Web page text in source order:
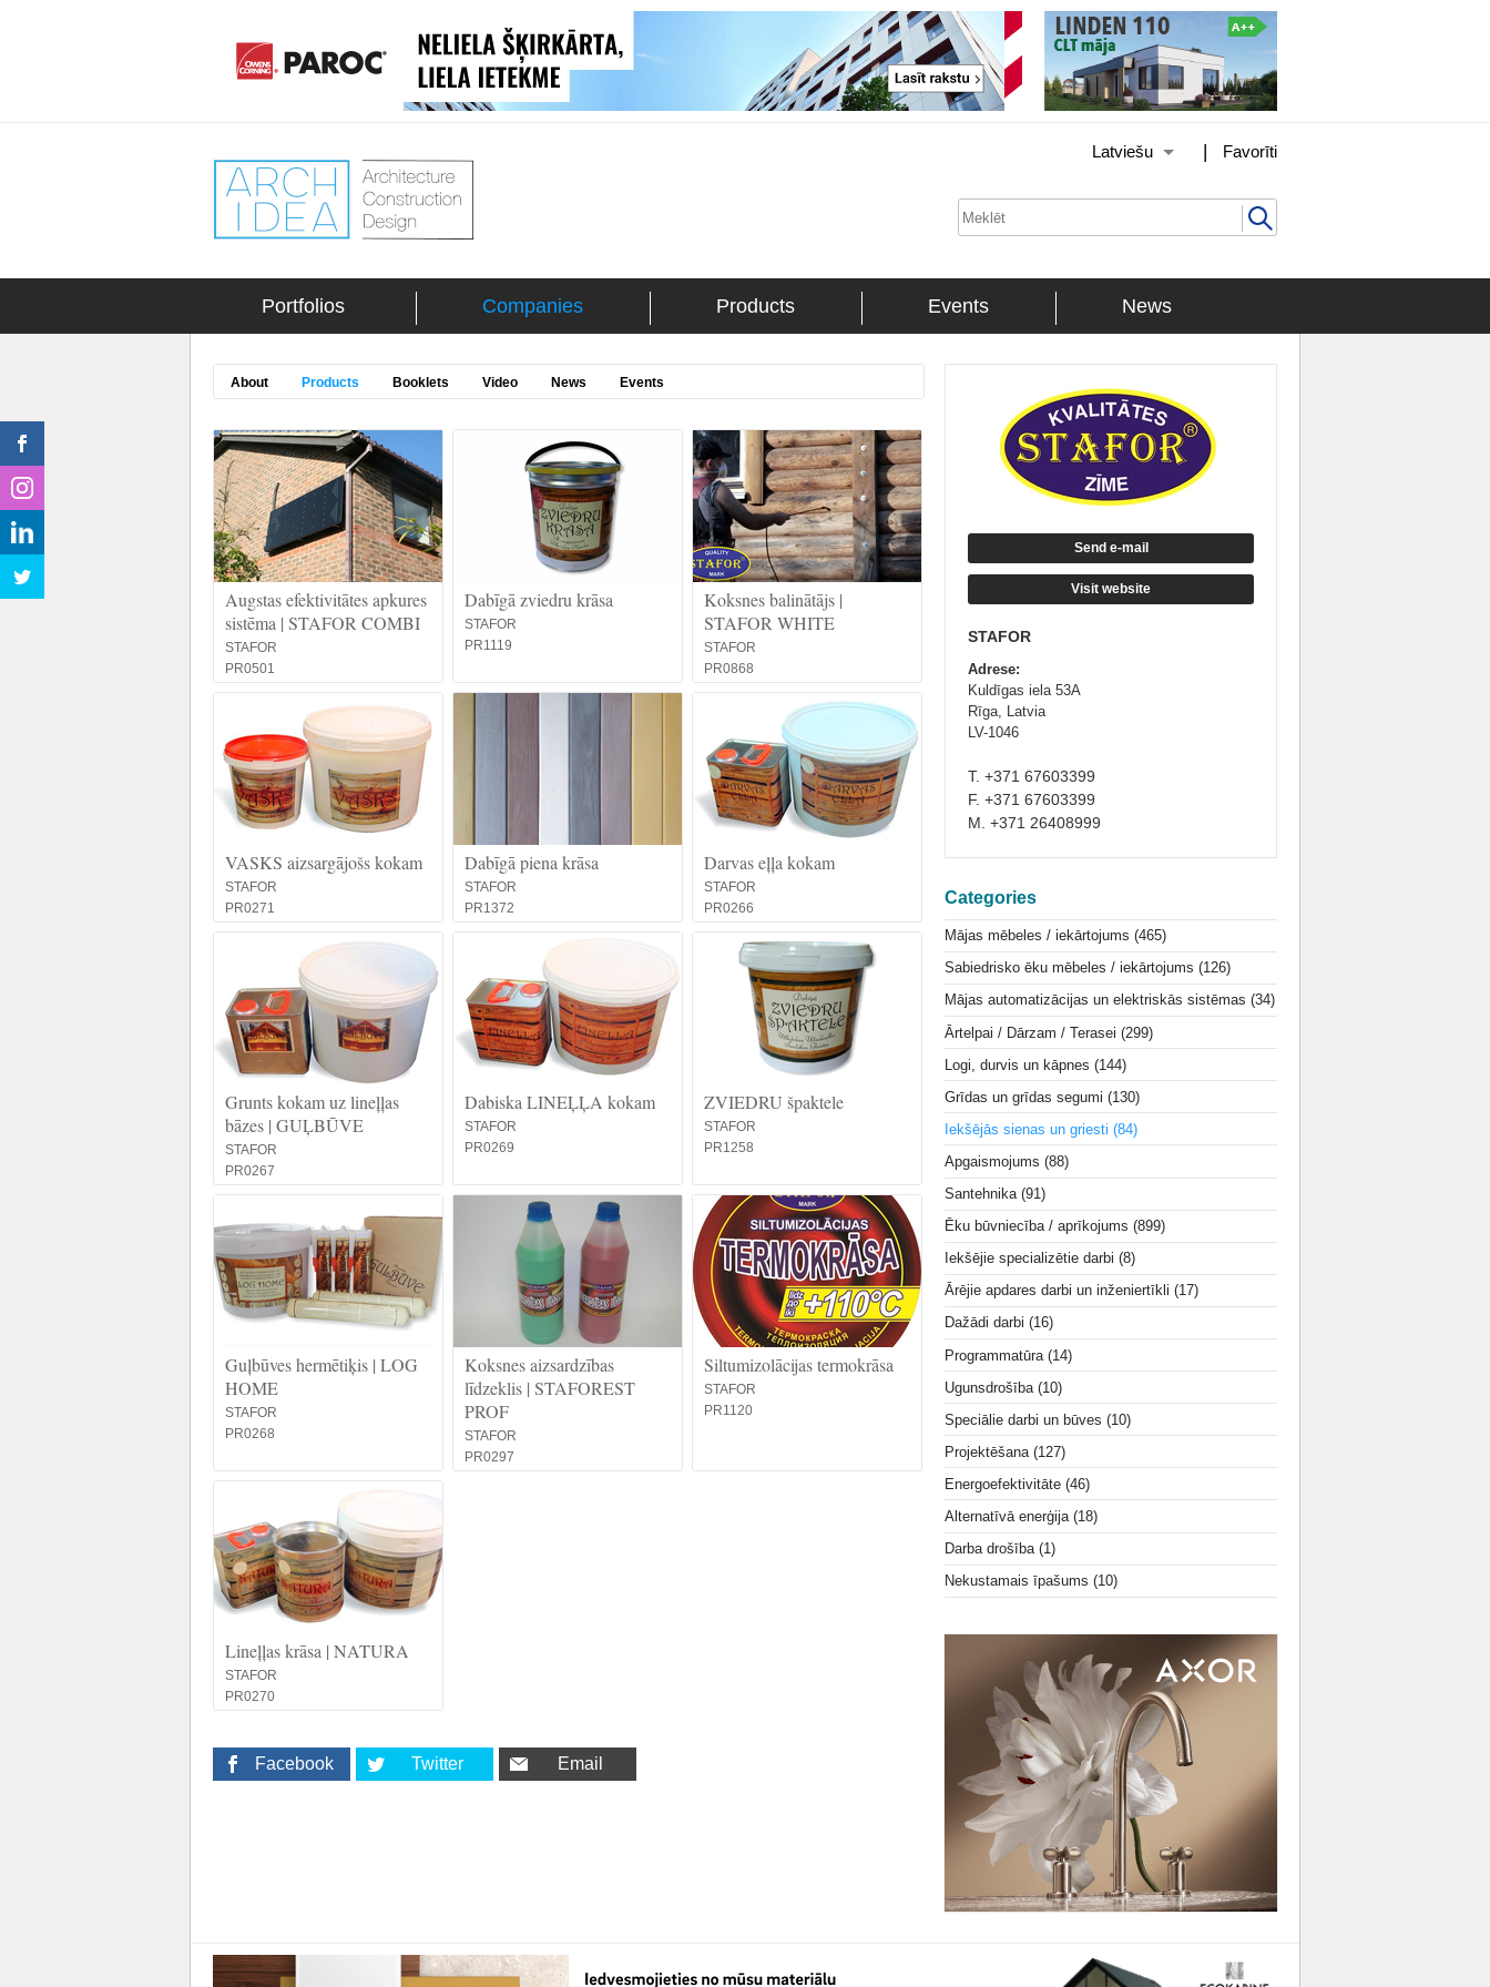
Favorīti
|
Latviešu
Portfolios Companies Products Events News
About Products Booklets Video News Events
Augstas efektivitātes apkures
sistēma | STAFOR COMBI
STAFOR
PR0501
Dabīgā zviedru krāsa
STAFOR
PR1119
Koksnes balinātājs |
STAFOR WHITE
STAFOR
PR0868
VASKS aizsargājošs kokam
STAFOR
PR0271
Dabīgā piena krāsa
STAFOR
PR1372
Darvas eļļa kokam
STAFOR
PR0266
Grunts kokam uz lineļļas
bāzes | GUĻBŪVE
STAFOR
PR0267
Dabiska LINEĻĻA kokam
STAFOR
PR0269
ZVIEDRU špaktele
STAFOR
PR1258
Guļbūves hermētiķis | LOG
HOME
STAFOR
PR0268
Koksnes aizsardzības
līdzeklis | STAFOREST
PROF
STAFOR
PR0297
Siltumizolācijas termokrāsa
STAFOR
PR1120
Lineļļas krāsa | NATURA
STAFOR
PR0270
Facebook Twitter Email
Send e-mail
Visit website
STAFOR
Adrese:
Kuldīgas iela 53A
Rīga, Latvia
LV-1046
T. +371 67603399
F. +371 67603399
M. +371 26408999
Categories
Mājas mēbeles / iekārtojums (465)
Sabiedrisko ēku mēbeles / iekārtojums (126)
Mājas automatizācijas un elektriskās sistēmas (34)
Ārtelpai / Dārzam / Terasei (299)
Logi, durvis un kāpnes (144)
Grīdas un grīdas segumi (130)
Iekšējās sienas un griesti (84)
Apgaismojums (88)
Santehnika (91)
Ēku būvniecība / aprīkojums (899)
Iekšējie specializētie darbi (8)
Ārējie apdares darbi un inženiertīkli (17)
Dažādi darbi (16)
Programmatūra (14)
Ugunsdrošība (10)
Speciālie darbi un būves (10)
Projektēšana (127)
Energoefektivitāte (46)
Alternatīvā enerģija (18)
Darba drošība (1)
Nekustamais īpašums (10)